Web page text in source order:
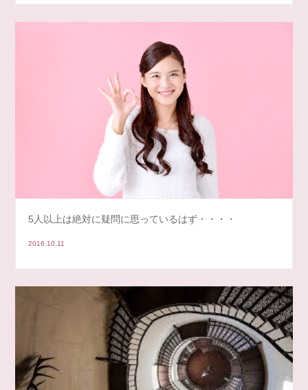
5人以上は絶対に疑問に思っているはず・・・・
2016.10.11